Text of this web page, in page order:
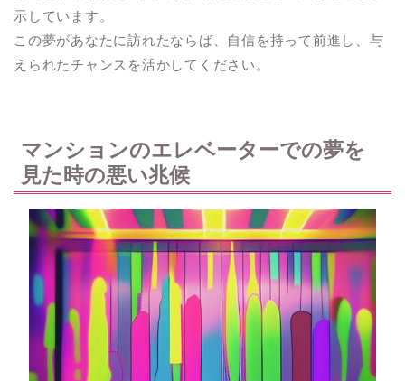
示しています。
この夢があなたに訪れたならば、自信を持って前進し、与
えられたチャンスを活かしてください。
マンションのエレベーターでの夢を
見た時の悪い兆候